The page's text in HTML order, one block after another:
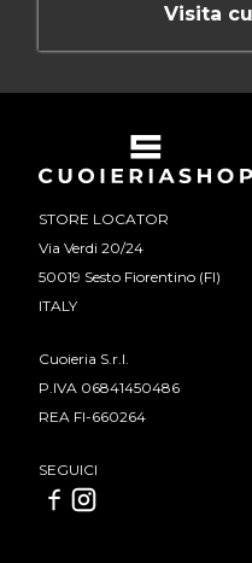
Visita
STORE LOCATOR
Via Verdi 20/24
50019 Sesto Fiorentino (FI)
ITALY
Cuoieria S.r.l.
P.IVA 06841450486
REA FI-660264
SEGUICI